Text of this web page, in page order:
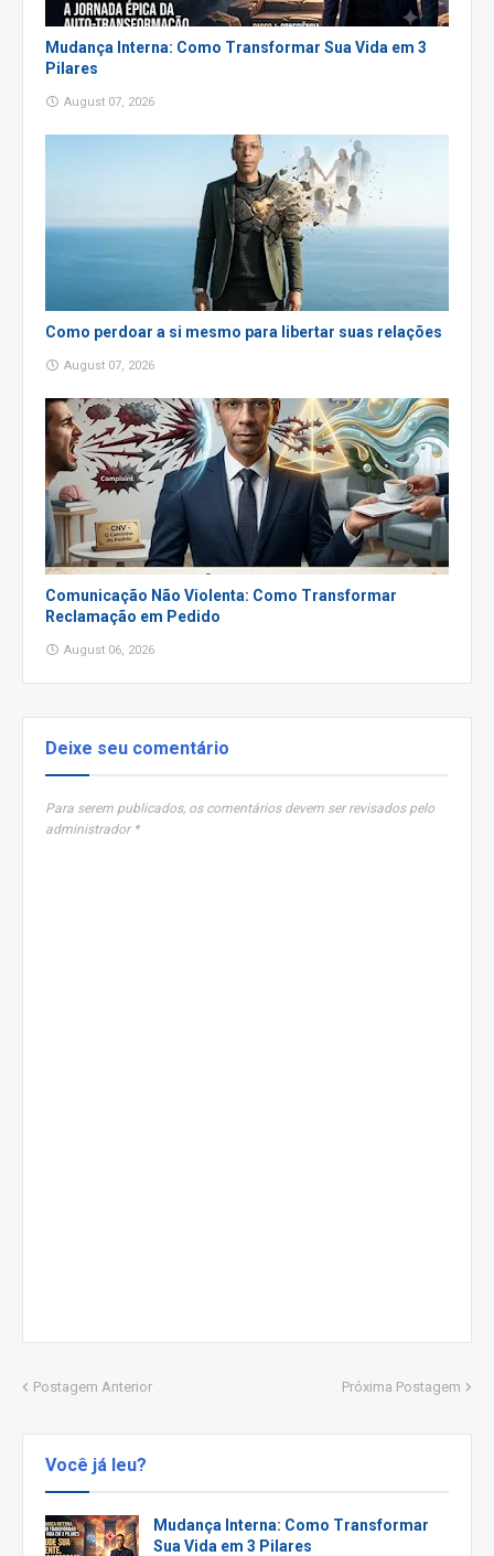
Mudança Interna: Como Transformar Sua Vida em 3
Pilares
August 07, 2026
Como perdoar a si mesmo para libertar suas relações
August 07, 2026
Comunicação Não Violenta: Como Transformar
Reclamação em Pedido
August 06, 2026
Deixe seu comentário
Para serem publicados, os comentários devem ser revisados pelo
administrador *
Postagem Anterior Próxima Postagem
Você já leu?
Mudança Interna: Como Transformar
Sua Vida em 3 Pilares